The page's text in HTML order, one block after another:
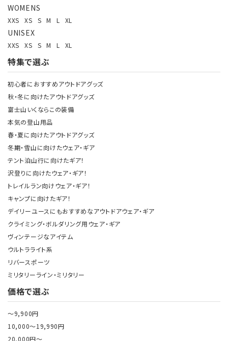
WOMENS
XXS XS S M L XL
UNISEX
XXS XS S M L XL
特集で選ぶ
初心者におすすめアウトドアグッズ
秋・冬に向けたアウトドアグッズ
富士山いくならこの装備
本気の登山用品
春・夏に向けたアウトドアグッズ
冬期・雪山に向けたウェア・ギア
テント泊山行に向けたギア！
沢登りに向けたウェア・ギア！
トレイルラン向けウェア・ギア！
キャンプに向けたギア！
デイリーユースにもおすすめなアウトドアウェア・ギア
クライミング・ボルダリング用ウェア・ギア
ヴィンテージなアイテム
ウルトラライト系
リバースポーツ
ミリタリーライン・ミリタリー
価格で選ぶ
～9,900円
10,000～19,990円
20,000円～